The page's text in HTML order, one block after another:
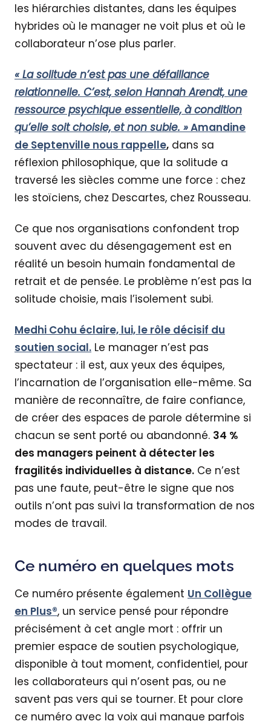
les hiérarchies distantes, dans les équipes
hybrides où le manager ne voit plus et où le
collaborateur n’ose plus parler.
« La solitude n’est pas une défaillance
relationnelle. C’est, selon Hannah Arendt, une
ressource psychique essentielle, à condition
qu’elle soit choisie, et non subie. »Amandine
de Septenville nous rappelle, dans sa
réflexion philosophique, que la solitude a
traversé les siècles comme une force : chez
les stoïciens, chez Descartes, chez Rousseau.
Ce que nos organisations confondent trop
souvent avec du désengagement est en
réalité un besoin humain fondamental de
retrait et de pensée. Le problème n’est pas la
solitude choisie, mais l’isolement subi.
Medhi Cohu éclaire, lui, le rôle décisif du
soutien social. Le manager n’est pas
spectateur : il est, aux yeux des équipes,
l’incarnation de l’organisation elle-même. Sa
manière de reconnaître, de faire confiance,
de créer des espaces de parole détermine si
chacun se sent porté ou abandonné. 34 %
des managers peinent à détecter les
fragilités individuelles à distance. Ce n’est
pas une faute, peut-être le signe que nos
outils n’ont pas suivi la transformation de nos
modes de travail.
Ce numéro en quelques mots
Ce numéro présente également Un Collègue
en Plus®, un service pensé pour répondre
précisément à cet angle mort : offrir un
premier espace de soutien psychologique,
disponible à tout moment, confidentiel, pour
les collaborateurs qui n’osent pas, ou ne
savent pas vers qui se tourner. Et pour clore
ce numéro avec la voix qui manque parfois